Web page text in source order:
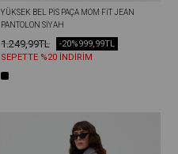
YÜKSEK BEL PIS PAÇA MOM FIT JEAN
PANTOLON SIYAH
1.249,99TL 999,99TL
-20%
SEPETTE %20 İNDİRİM